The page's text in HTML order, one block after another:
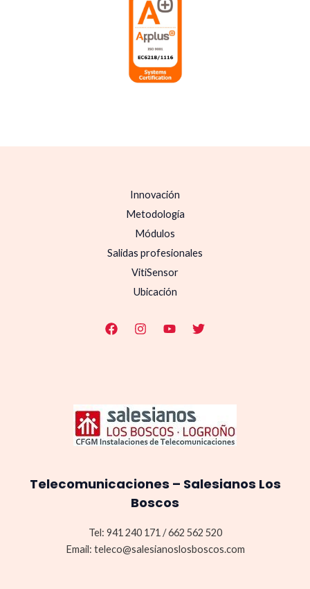
Innovación
Metodología
Módulos
Salidas profesionales
VitiSensor
Ubicación
Telecomunicaciones – Salesianos Los
Boscos
Tel: 941 240 171 / 662 562 520
Email: teleco@salesianoslosboscos.com